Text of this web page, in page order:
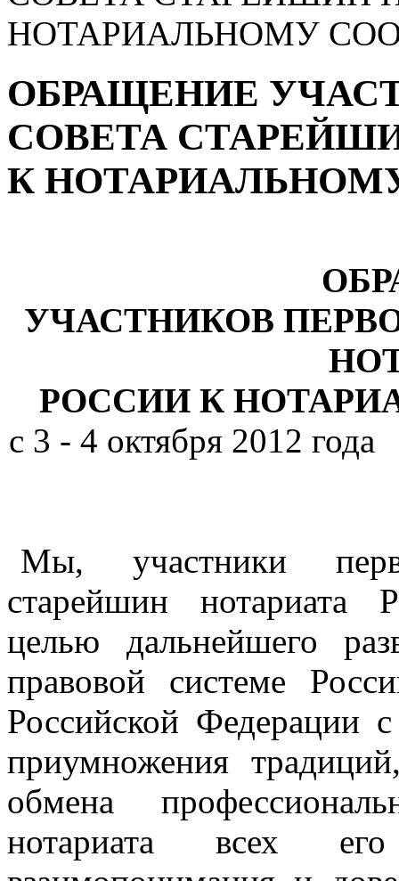
НОТАРИАЛЬНОМУ
ОБРАЩЕНИЕ
СОВЕТА
К
УЧАСТНИКОВ
РОССИИ К
с 3 - 4
Мы, участники
старейшин нотариата
целью дальнейшего
правовой системе
Российской Федерации
приумножения
обмена
нотариата всех